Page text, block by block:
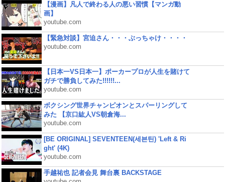
【漫画】凡人で終わる人の悪い習慣【マンガ動
画】
youtube.com
【緊急対談】宮迫さん・・・ぶっちゃけ・・・・
youtube.com
【日本一VS日本一】ポーカープロが人生を賭けて
ガチで勝負してみた!!!!!!...
youtube.com
ボクシング世界チャンピオンとスパーリングして
みた 【京口紘人VS朝倉海...
youtube.com
[BE ORIGINAL] SEVENTEEN(세븐틴) 'Left & Ri
ght' (4K)
youtube.com
手越祐也 記者会見 舞台裏 BACKSTAGE